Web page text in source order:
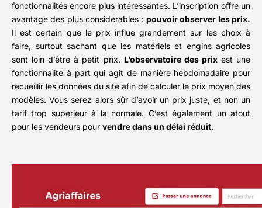
fonctionnalités encore plus intéressantes. L’inscription offre un
avantage des plus considérables : pouvoir observer les prix.
Il est certain que le prix influe grandement sur les choix à
faire, surtout sachant que les matériels et engins agricoles
sont loin d’être à petit prix. L’observatoire des prixest une
fonctionnalité à part qui agit de manière hebdomadaire pour
recueillir les données du site afin de calculer le prix moyen des
modèles. Vous serez alors sûr d’avoir un prix juste, et non un
tarif trop supérieur à la normale. C’est également un atout
pour les vendeurs pour vendre dans un délai réduit.